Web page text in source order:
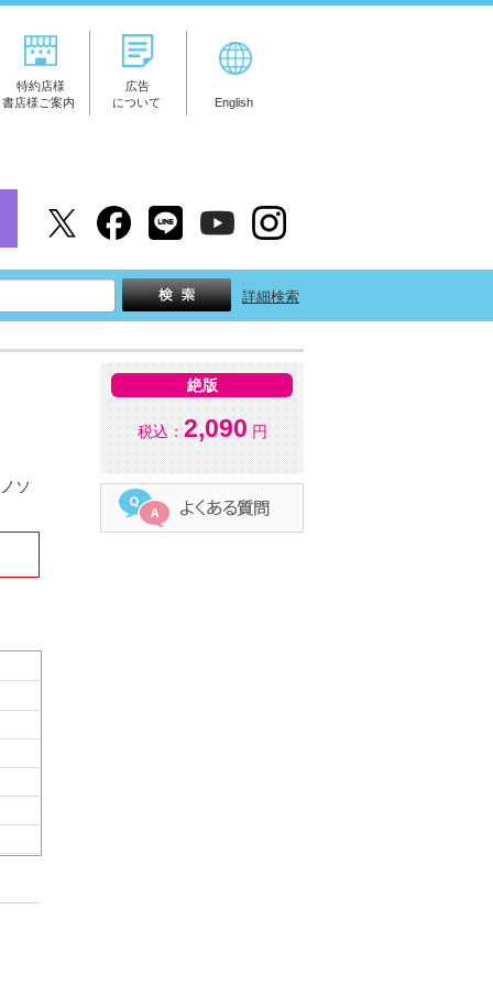
特約店様
書店様ご案内
広告
について
English
詳細検索
ソ
絶版
税込： 2,090 円